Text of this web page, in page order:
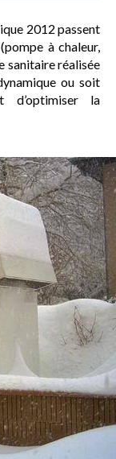
2012 passent
à chaleur,
sanitaire réalisée
ou soit
d’optimiser la